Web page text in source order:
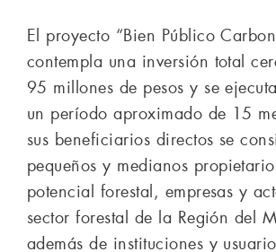
El proyecto “Bien Público
contempla una inversión total
95 millones de pesos y se
un período aproximado de 15
sus beneficiarios directos se
pequeños y medianos
potencial forestal, empresas y
sector forestal de la Región del
además de instituciones y